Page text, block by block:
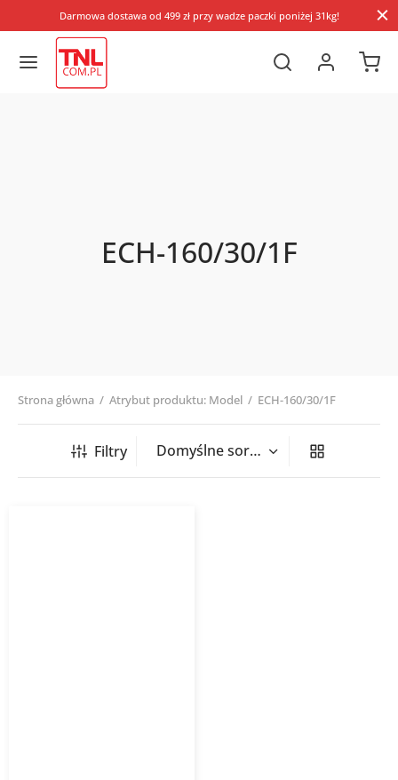
Darmowa dostawa od 499 zł przy wadze paczki poniżej 31kg!
ECH-160/30/1F
Strona główna / Atrybut produktu: Model / ECH-160/30/1F
Filtry